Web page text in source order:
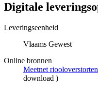
Digitale
Leveringseenheid
Vlaams Gewest
Online bronnen
Meetnet riooloverstorten
download )